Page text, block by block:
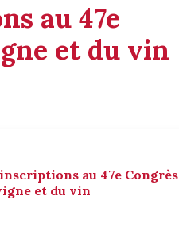
au 47e
et du vin
au 47e Congrès
et du vin